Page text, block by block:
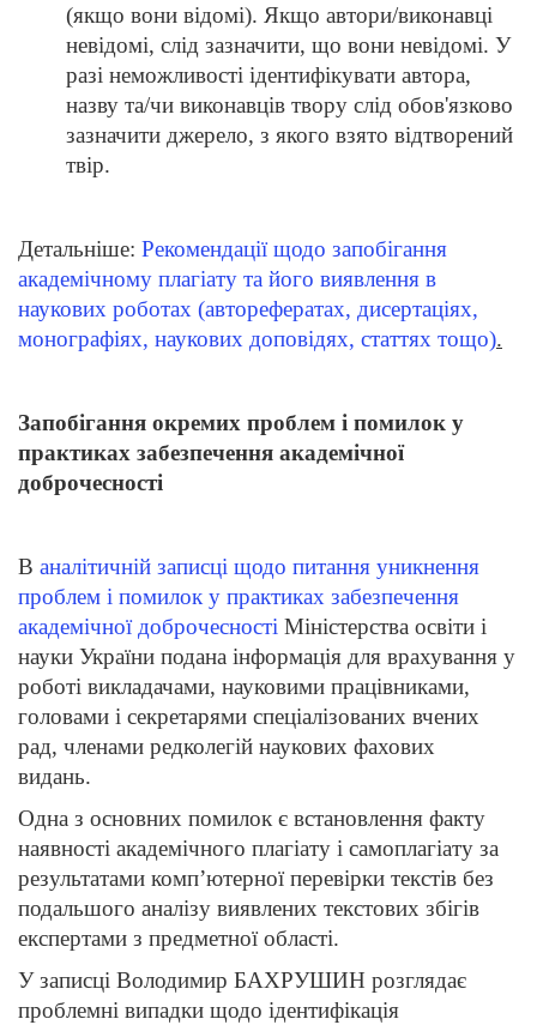
(якщо вони відомі). Якщо автори/виконавці
невідомі, слід зазначити, що вони невідомі. У
разі неможливості ідентифікувати автора,
назву та/чи виконавців твору слід обов'язково
зазначити джерело, з якого взято відтворений
твір.
Детальніше: Рекомендації щодо запобігання
академічному плагіату та його виявлення в
наукових роботах (авторефератах, дисертаціях,
монографіях, наукових доповідях, статтях тощо).
Запобігання окремих проблем і помилок у
практиках забезпечення академічної
доброчесності
В аналітичній записці щодо питання уникнення
проблем і помилок у практиках забезпечення
академічної доброчесності Міністерства освіти і
науки України подана інформація для врахування у
роботі викладачами, науковими працівниками,
головами і секретарями спеціалізованих вчених
рад, членами редколегій наукових фахових
видань.
Одна з основних помилок є встановлення факту
наявності академічного плагіату і самоплагіату за
результатами комп’ютерної перевірки текстів без
подальшого аналізу виявлених текстових збігів
експертами з предметної області.
У записці Володимир БАХРУШИН розглядає
проблемні випадки щодо ідентифікація